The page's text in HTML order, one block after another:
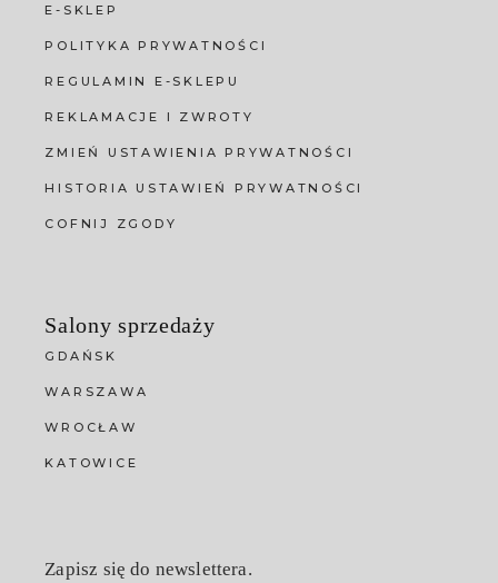
E-SKLEP
POLITYKA PRYWATNOŚCI
REGULAMIN E-SKLEPU
REKLAMACJE I ZWROTY
ZMIEŃ USTAWIENIA PRYWATNOŚCI
HISTORIA USTAWIEŃ PRYWATNOŚCI
COFNIJ ZGODY
Salony sprzedaży
GDAŃSK
WARSZAWA
WROCŁAW
KATOWICE
Zapisz się do newslettera.